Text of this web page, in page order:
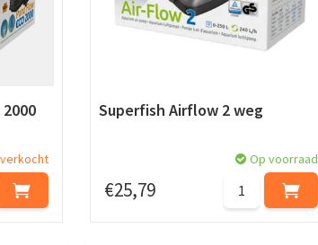
Superfish Airflow 2 weg
€25,79
Op voorraad